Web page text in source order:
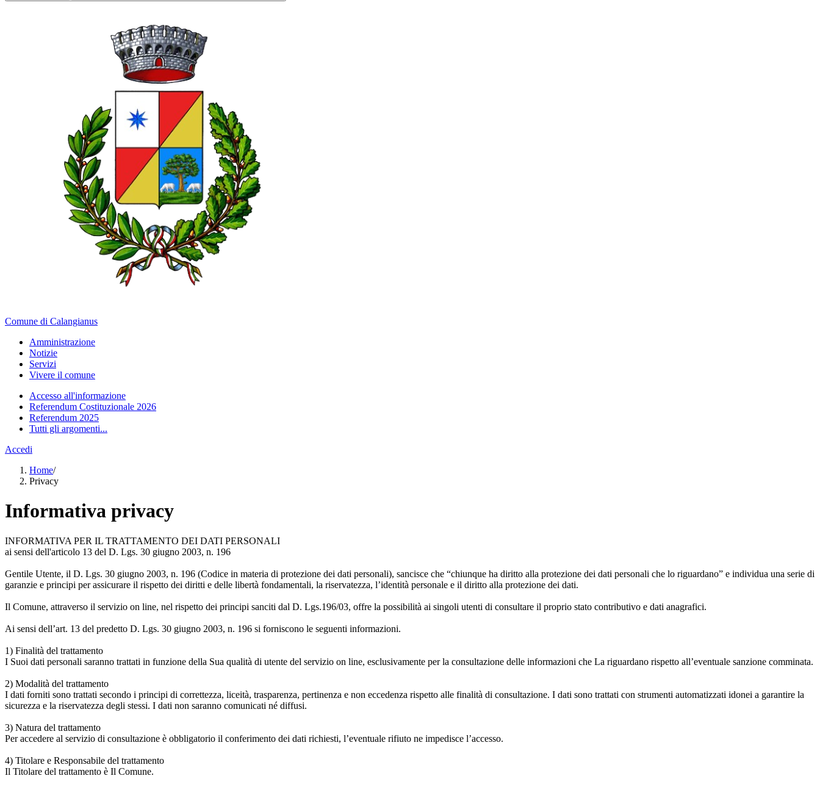
Comune di Calangianus
Amministrazione
Notizie
Servizi
Vivere il comune
Accesso all'informazione
Referendum Costituzionale 2026
Referendum 2025
Tutti gli argomenti...
Accedi
Home/
Privacy
Informativa privacy
INFORMATIVA PER IL TRATTAMENTO DEI DATI PERSONALI
ai sensi dell'articolo 13 del D. Lgs. 30 giugno 2003, n. 196
Gentile Utente, il D. Lgs. 30 giugno 2003, n. 196 (Codice in materia di protezione dei dati personali), sancisce che “chiunque ha diritto alla protezione dei dati personali che lo riguardano” e individua una serie di
garanzie e principi per assicurare il rispetto dei diritti e delle libertà fondamentali, la riservatezza, l’identità personale e il diritto alla protezione dei dati.
Il Comune, attraverso il servizio on line, nel rispetto dei principi sanciti dal D. Lgs.196/03, offre la possibilità ai singoli utenti di consultare il proprio stato contributivo e dati anagrafici.
Ai sensi dell’art. 13 del predetto D. Lgs. 30 giugno 2003, n. 196 si forniscono le seguenti informazioni.
1) Finalità del trattamento
I Suoi dati personali saranno trattati in funzione della Sua qualità di utente del servizio on line, esclusivamente per la consultazione delle informazioni che La riguardano rispetto all’eventuale sanzione comminata.
2) Modalità del trattamento
I dati forniti sono trattati secondo i principi di correttezza, liceità, trasparenza, pertinenza e non eccedenza rispetto alle finalità di consultazione. I dati sono trattati con strumenti automatizzati idonei a garantire la
sicurezza e la riservatezza degli stessi. I dati non saranno comunicati né diffusi.
3) Natura del trattamento
Per accedere al servizio di consultazione è obbligatorio il conferimento dei dati richiesti, l’eventuale rifiuto ne impedisce l’accesso.
4) Titolare e Responsabile del trattamento
Il Titolare del trattamento è Il Comune.